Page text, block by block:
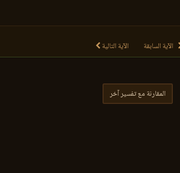
الآية السابقة الآية التالية
المقارنة مع تفسير آخر